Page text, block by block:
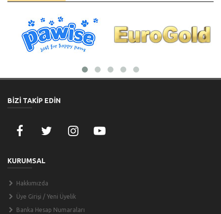
BİZİ TAKİP EDİN
KURUMSAL
Hakkımızda
Üye Girişi / Yeni Üyelik
Banka Hesap Numaraları